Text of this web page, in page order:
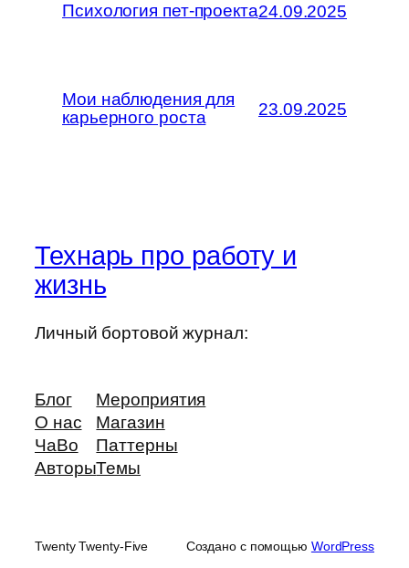
Психология пет-проекта24.09.2025
Мои наблюдения для
карьерного роста
23.09.2025
Технарь про работу и
жизнь
Личный бортовой журнал:
Блог
О нас
ЧаВо
Авторы
Мероприятия
Магазин
Паттерны
Темы
Twenty Twenty-Five Создано с помощью WordPress